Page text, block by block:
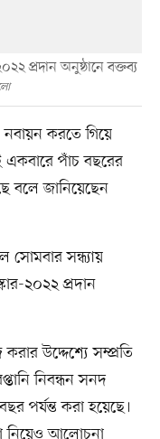
প্রদান অনুষ্ঠানে বক্তব্য
নবায়ন করতে গিয়ে
একবারে পাঁচ বছরের
বলে জানিয়েছেন
সোমবার সন্ধ্যায়
২০২২ প্রদান
উদ্দেশ্যে সম্প্রতি
নিবন্ধন সনদ
পর্যন্ত করা হয়েছে।